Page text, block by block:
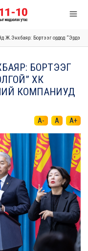
Ж.Энхбаяр: Бортээг ордод
БОРТЭЭГ
ХК
КОМПАНИУД
A- A A+